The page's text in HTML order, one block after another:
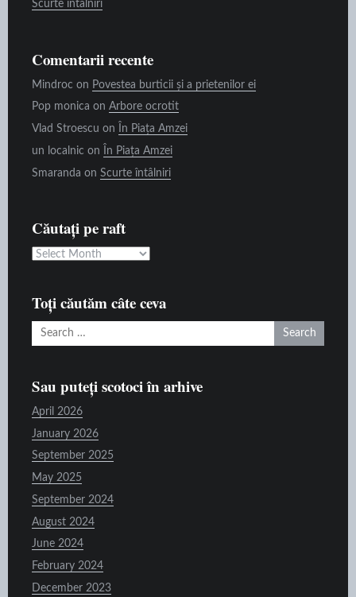
Scurte întâlniri
Comentarii recente
Mindroc on Povestea burticii și a prietenilor ei
Pop monica on Arbore ocrotit
Vlad Stroescu on
În Piața Amzei
un localnic on
În Piața Amzei
Smaranda on Scurte întâlniri
Căutați pe raft
Căutați
Toți căutăm câte ceva
Search
Sau puteți scotoci în arhive
April 2026
January 2026
September 2025
May 2025
September 2024
August 2024
June 2024
February 2024
December 2023